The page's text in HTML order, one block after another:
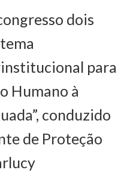
dois
para
Humano à
conduzido
de Proteção